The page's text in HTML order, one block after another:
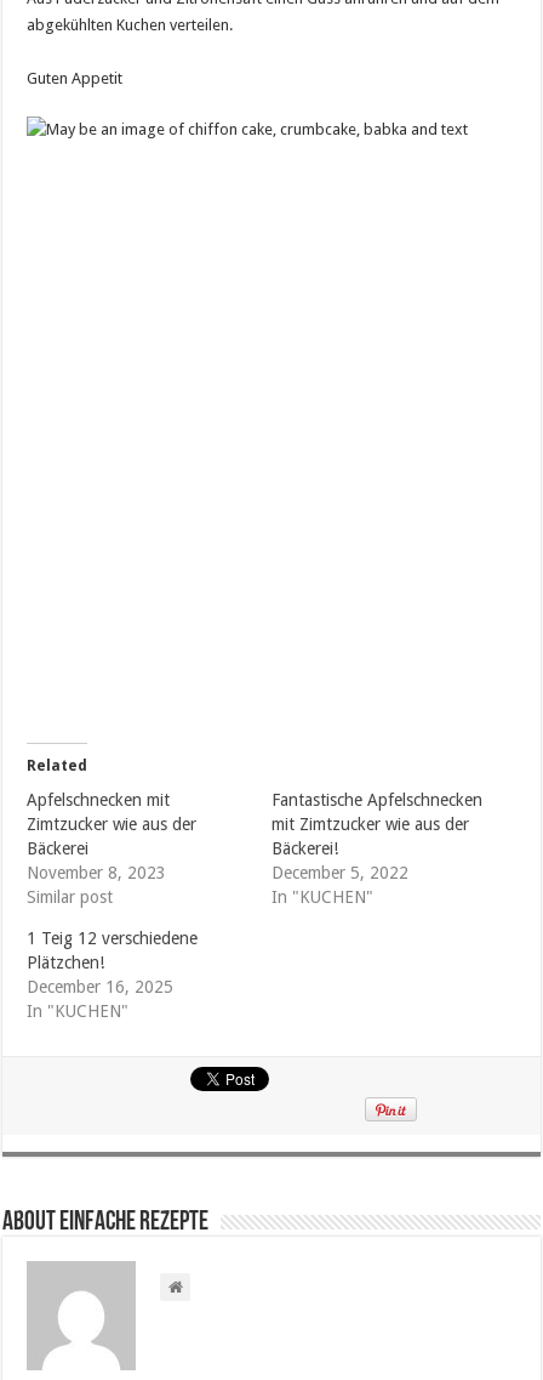
abgekühlten Kuchen verteilen.
Guten Appetit
Related
Apfelschnecken mit
Zimtzucker wie aus der
Bäckerei
November 8, 2023
Similar post
Fantastische Apfelschnecken
mit Zimtzucker wie aus der
Bäckerei!
December 5, 2022
In "KUCHEN"
1 Teig 12 verschiedene
Plätzchen!
December 16, 2025
In "KUCHEN"
About Einfache Rezepte